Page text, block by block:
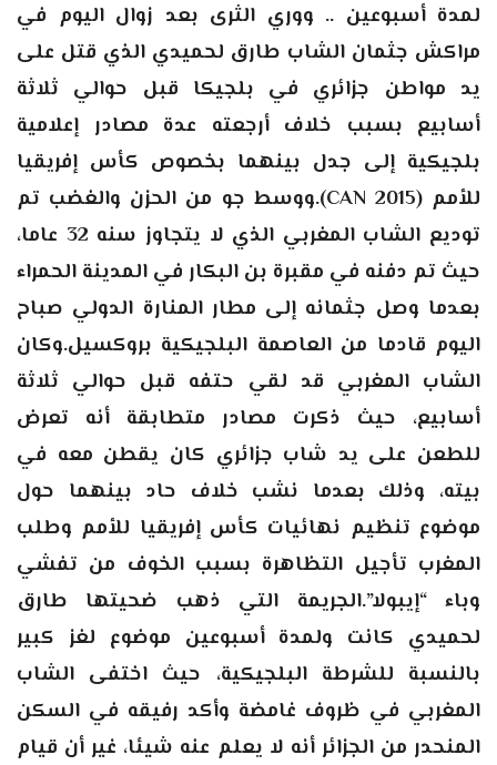
لمدة أسبوعين .. ووري الثرى بعد زوال اليوم في
مراكش جثمان الشاب طارق لحميدي الذي قتل على
يد مواطن جزائري في بلجيكا قبل حوالي ثلاثة
أسابيع بسبب خلاف أرجعته عدة مصادر إعلامية
بلجيكية إلى جدل بينهما بخصوص كأس إفريقيا
للأمم (CAN 2015).
ووسط جو من الحزن والغضب تم
توديع الشاب المغربي الذي لا يتجاوز سنه 32 عاما،
حيث تم دفنه في مقبرة بن البكار في المدينة الحمراء
بعدما وصل جثمانه إلى مطار المنارة الدولي صباح
اليوم قادما من العاصمة البلجيكية بروكسيل.وكان
الشاب المغربي قد لقي حتفه قبل حوالي ثلاثة
أسابيع، حيث ذكرت مصادر متطابقة أنه تعرض
للطعن على يد شاب جزائري كان يقطن معه في
بيته، وذلك بعدما نشب خلاف حاد بينهما حول
موضوع تنظيم نهائيات كأس إفريقيا للأمم وطلب
المغرب تأجيل التظاهرة بسبب الخوف من تفشي
وباء “إيبولا”.الجريمة التي ذهب ضحيتها طارق
لحميدي كانت ولمدة أسبوعين موضوع لغز كبير
بالنسبة للشرطة البلجيكية، حيث اختفى الشاب
المغربي في ظروف غامضة وأكد رفيقه في السكن
المنحدر من الجزائر أنه لا يعلم عنه شيئا، غير أن قيام